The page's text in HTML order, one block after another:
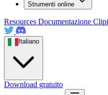
Strumenti online
Resources Documentazione
Italiano
Download gratuito